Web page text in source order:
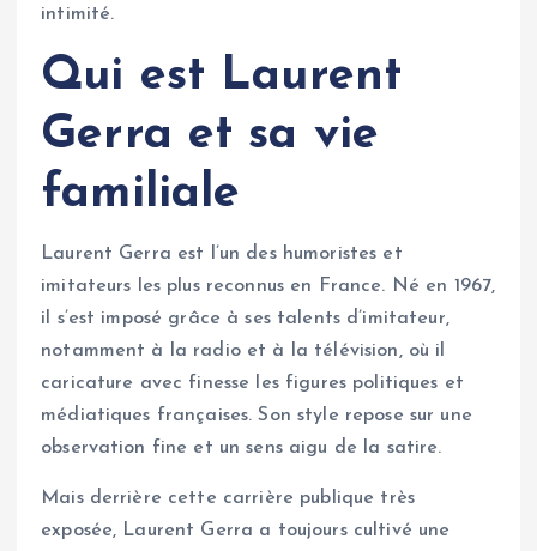
intimité.
Qui est Laurent
Gerra et sa vie
familiale
Laurent Gerra est l’un des humoristes et
imitateurs les plus reconnus en France. Né en 1967,
il s’est imposé grâce à ses talents d’imitateur,
notamment à la radio et à la télévision, où il
caricature avec finesse les figures politiques et
médiatiques françaises. Son style repose sur une
observation fine et un sens aigu de la satire.
Mais derrière cette carrière publique très
exposée, Laurent Gerra a toujours cultivé une